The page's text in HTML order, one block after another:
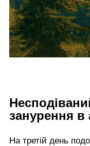
занурення в
На третій день